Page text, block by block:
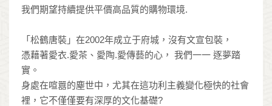
我們期望持續提供平價高品質的購物環境.
「松鶴唐裝」在2002年成立于府城，沒有文宣包裝，
憑藉著愛衣.愛茶、愛陶.愛傳藝的心， 我們一一 逐夢踏
實。
身處在喧囂的塵世中，尤其在這功利主義變化極快的社會
裡，它不僅僅要有深厚的文化基礎?